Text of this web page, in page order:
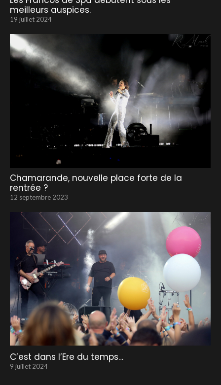
meilleurs auspices.
19 juillet 2024
Chamarande, nouvelle place forte de la
rentrée ?
12 septembre 2023
C’est dans l’Ere du temps…
9 juillet 2024